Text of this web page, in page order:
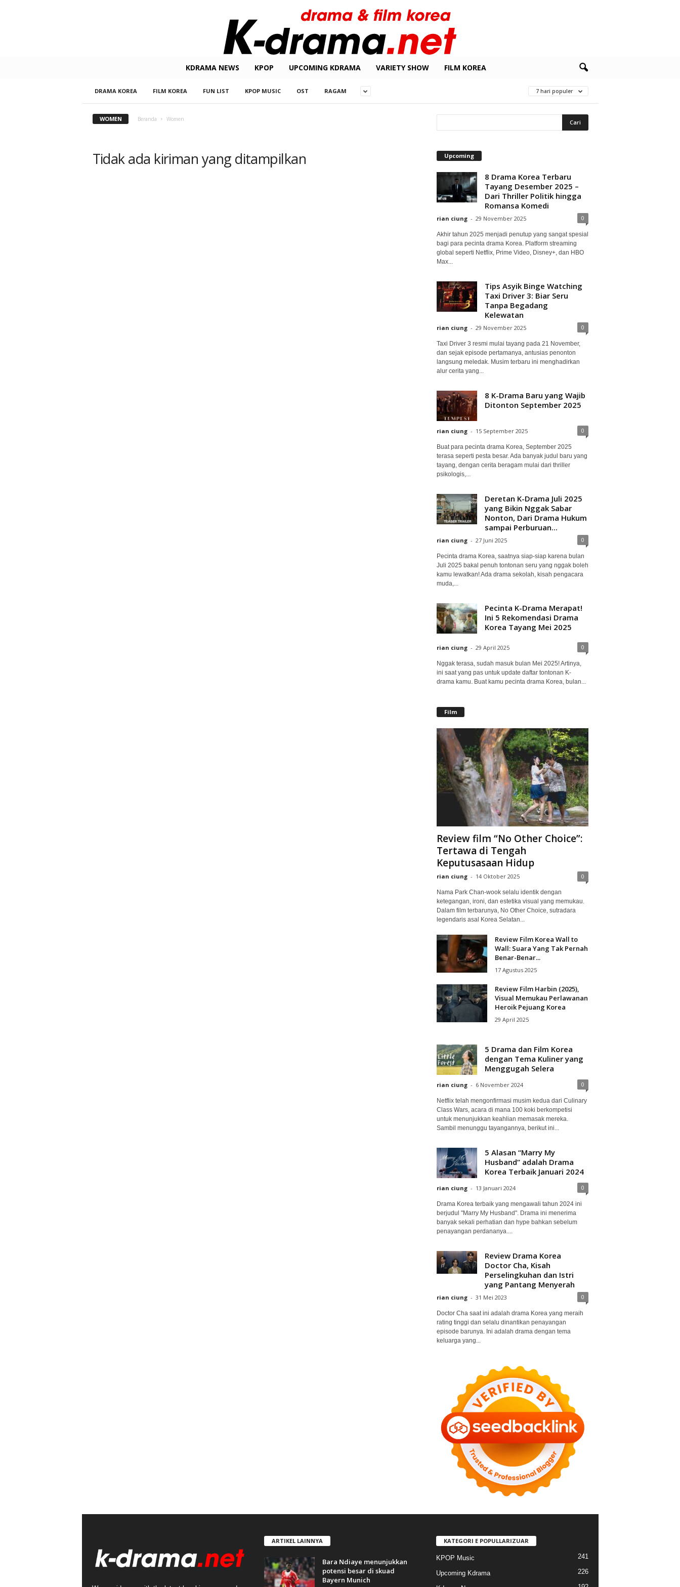
KDRAMA NEWS KPOP UPCOMING KDRAMA VARIETY SHOW FILM KOREA
DRAMA KOREA FILM KOREA FUN LIST KPOP MUSIC OST RAGAM 7 hari populer
WOMEN Beranda Women
Tidak ada kiriman yang ditampilkan Upcoming
8 Drama Korea Terbaru
Tayang Desember 2025 –
Dari Thriller Politik hingga
Romansa Komedi
rian ciung - 29 November 2025 0
Akhir tahun 2025 menjadi penutup yang sangat spesial
bagi para pecinta drama Korea. Platform streaming
global seperti Netflix, Prime Video, Disney+, dan HBO
Max...
Tips Asyik Binge Watching
Taxi Driver 3: Biar Seru
Tanpa Begadang
Kelewatan
rian ciung - 29 November 2025 0
Taxi Driver 3 resmi mulai tayang pada 21 November,
dan sejak episode pertamanya, antusias penonton
langsung meledak. Musim terbaru ini menghadirkan
alur cerita yang...
8 K-Drama Baru yang Wajib
Ditonton September 2025
rian ciung - 15 September 2025 0
Buat para pecinta drama Korea, September 2025
terasa seperti pesta besar. Ada banyak judul baru yang
tayang, dengan cerita beragam mulai dari thriller
psikologis,...
Deretan K-Drama Juli 2025
yang Bikin Nggak Sabar
Nonton, Dari Drama Hukum
sampai Perburuan...
rian ciung - 27 Juni 2025 0
Pecinta drama Korea, saatnya siap-siap karena bulan
Juli 2025 bakal penuh tontonan seru yang nggak boleh
kamu lewatkan! Ada drama sekolah, kisah pengacara
muda,...
Pecinta K-Drama Merapat!
Ini 5 Rekomendasi Drama
Korea Tayang Mei 2025
rian ciung - 29 April 2025 0
Nggak terasa, sudah masuk bulan Mei 2025! Artinya,
ini saat yang pas untuk update daftar tontonan K-
drama kamu. Buat kamu pecinta drama Korea, bulan...
Film
Review film “No Other Choice”:
Tertawa di Tengah
Keputusasaan Hidup
rian ciung - 14 Oktober 2025 0
Nama Park Chan-wook selalu identik dengan
ketegangan, ironi, dan estetika visual yang memukau.
Dalam film terbarunya, No Other Choice, sutradara
legendaris asal Korea Selatan...
Review Film Korea Wall to
Wall: Suara Yang Tak Pernah
Benar-Benar...
17 Agustus 2025
Review Film Harbin (2025),
Visual Memukau Perlawanan
Heroik Pejuang Korea
29 April 2025
5 Drama dan Film Korea
dengan Tema Kuliner yang
Menggugah Selera
rian ciung - 6 November 2024 0
Netflix telah mengonfirmasi musim kedua dari Culinary
Class Wars, acara di mana 100 koki berkompetisi
untuk menunjukkan keahlian memasak mereka.
Sambil menunggu tayangannya, berikut ini...
5 Alasan “Marry My
Husband” adalah Drama
Korea Terbaik Januari 2024
rian ciung - 13 Januari 2024 0
Drama Korea terbaik yang mengawali tahun 2024 ini
berjudul "Marry My Husband". Drama ini menerima
banyak sekali perhatian dan hype bahkan sebelum
penayangan perdananya....
Review Drama Korea
Doctor Cha, Kisah
Perselingkuhan dan Istri
yang Pantang Menyerah
rian ciung - 31 Mei 2023 0
Doctor Cha saat ini adalah drama Korea yang meraih
rating tinggi dan selalu dinantikan penayangan
episode barunya. Ini adalah drama dengan tema
keluarga yang...
ARTIKEL LAINNYA
Bara Ndiaye menunjukkan
potensi besar di skuad
Bayern Munich
KATEGORI E POPULLARIZUAR
KPOP Music 241
Upcoming Kdrama 226